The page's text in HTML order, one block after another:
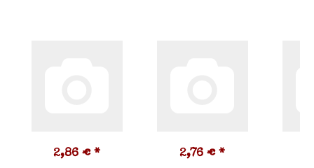
2,86 € * 2,76 € *